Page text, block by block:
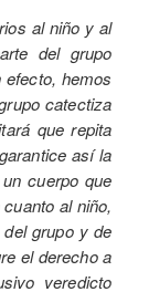
al niño y al
del grupo
efecto, hemos
catectiza
que repita
así la
cuerpo que
al niño,
grupo y de
el derecho a
veredicto